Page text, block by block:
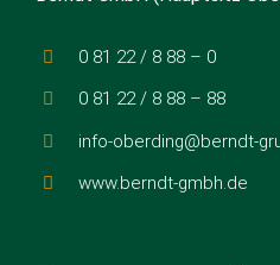
0 81 22 / 8 88 – 0
0 81 22 / 8 88 – 88
info-oberding@berndt-
www.berndt-gmbh.de